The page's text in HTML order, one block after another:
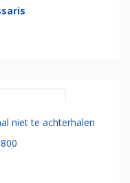
niet te achterhalen